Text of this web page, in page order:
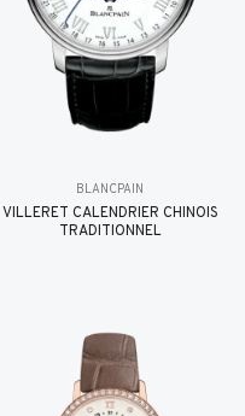
BLANCPAIN
VILLERET CALENDRIER CHINOIS
TRADITIONNEL